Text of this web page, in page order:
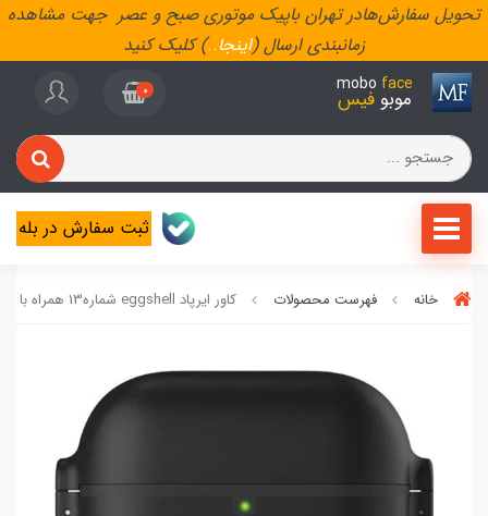
تحویل سفارش‌هادر تهران باپیک موتوری صبح و عصر جهت مشاهده
زمانبندی ارسال (اینجا..) کلیک کنید
mobo face
موبو فیس 0
ثبت سفارش در بله
خانه فهرست محصولات کاور ایرپاد eggshell شماره13 همراه با آویز